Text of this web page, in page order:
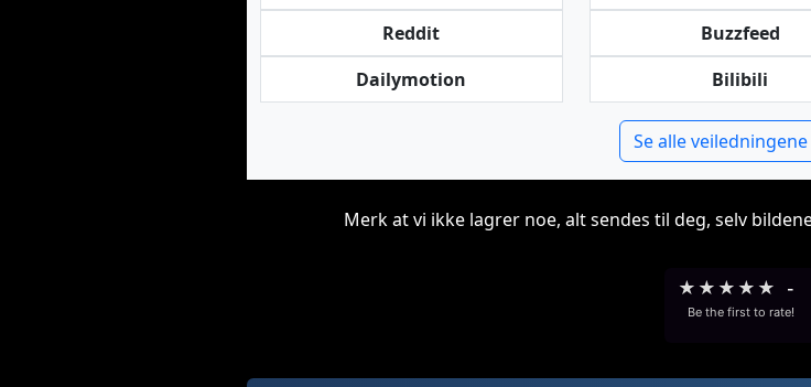
Reddit
Dailymotion
Buzzfeed
Bilibili
Se alle
Merk at vi ikke lagrer noe, alt sendes til deg, selv
★ ★ ★ ★ ★ -
Be the first to rate!